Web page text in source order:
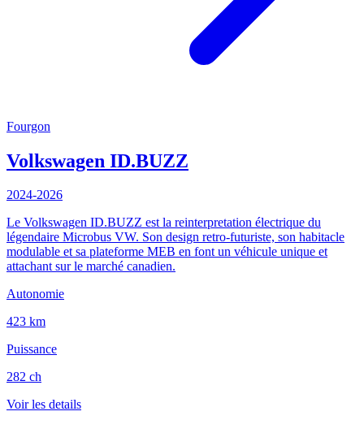
Fourgon
Volkswagen ID.BUZZ
2024-2026
Le Volkswagen ID.BUZZ est la reinterpretation électrique du
légendaire Microbus VW. Son design retro-futuriste, son habitacle
modulable et sa plateforme MEB en font un véhicule unique et
attachant sur le marché canadien.
Autonomie
423 km
Puissance
282 ch
Voir les details